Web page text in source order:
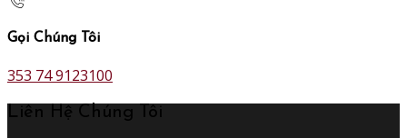
Gọi Chúng Tôi
353 74 9123100
Liên Hệ Chúng Tôi